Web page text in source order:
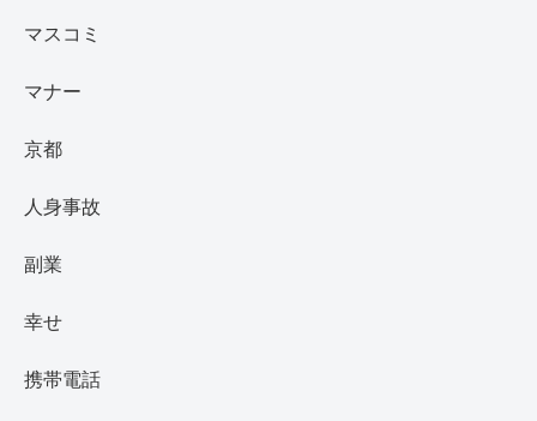
マスコミ
マナー
京都
人身事故
副業
幸せ
携帯電話